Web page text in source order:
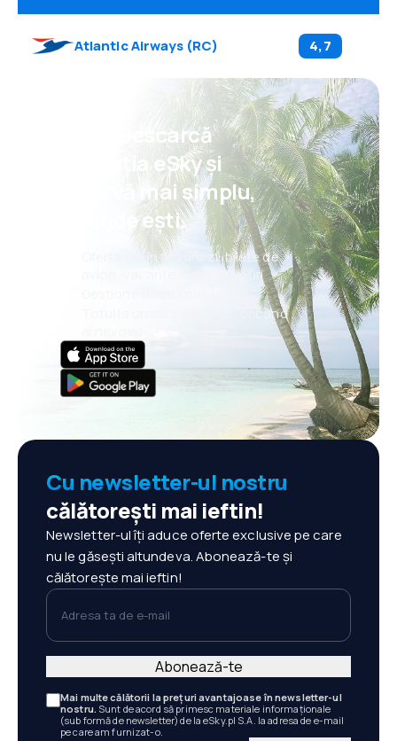
Atlantic Airways (RC) 4,7
Psst! Descarcă
aplicația eSky și
rezervă mai simplu,
oriunde ești.
Oferte noi în fiecare zi: bilete de
avion, vacanțe, city break-uri
Totul la un click distanță, oricând
Cu newsletter-ul nostru
călătorești mai ieftin!
Newsletter-ul îți aduce oferte exclusive pe care
nu le găsești altundeva. Abonează-te și
călătorește mai ieftin!
Adresa ta de e-mail
Mai multe călătorii la prețuri avantajoase în newsletter-ul
nostru. Sunt de acord să primesc materiale informaționale
(sub formă de newsletter) de la eSky.pl S.A. la adresa de e-mail
pe care am furnizat-o.
Abonează-te